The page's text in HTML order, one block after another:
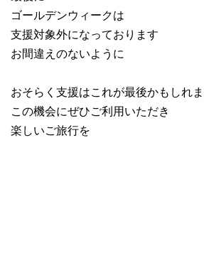
ゴールデンウィークは
支援対象外になっております
お間違えのないように
おそらく支援はこれが最後かもしれ
この機会にぜひご利用いただき
楽しいご旅行を